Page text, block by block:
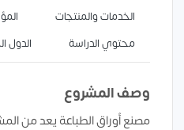
الخدمات والمنتجات
محتوي الدراسة
الدول
وصف المشروع
مصنع أوراق الطباعة يعد من